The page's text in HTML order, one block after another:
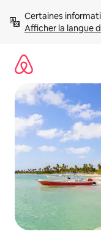
directement
Afficher la langue